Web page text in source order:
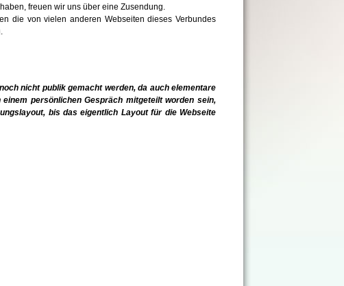
freuen wir uns über eine Zusendung.
die von vielen anderen Webseiten dieses Verbundes
nicht publik gemacht werden, da auch elementare
persönlichen Gespräch mitgeteilt worden sein,
bis das eigentlich Layout für die Webseite